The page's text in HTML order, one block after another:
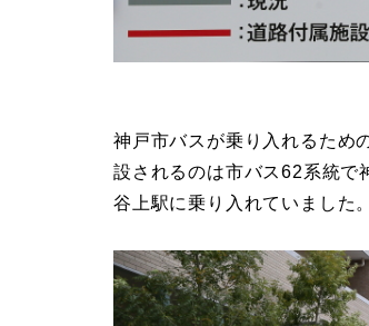
神戸市バスが乗り入れるため
設されるのは市バス62系統で
谷上駅に乗り入れていました